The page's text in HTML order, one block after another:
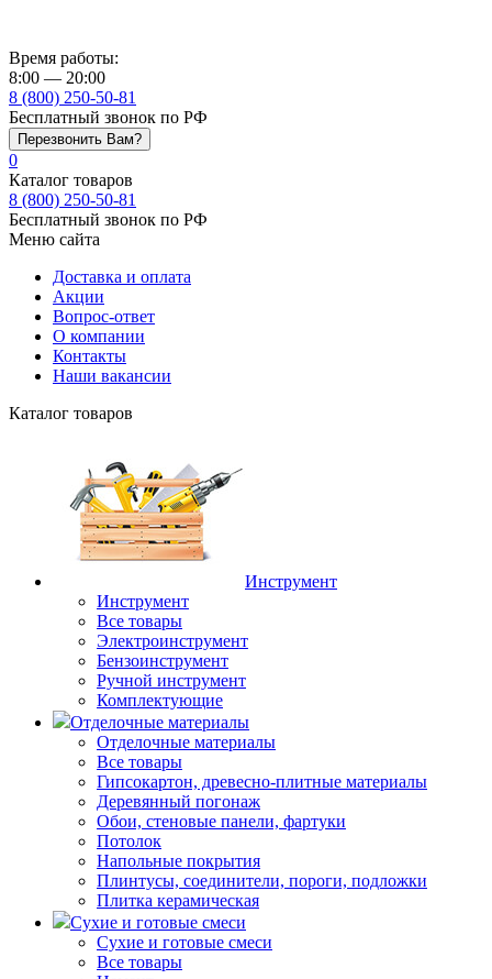
Время работы:
8:00 — 20:00
8 (800) 250-50-81
Бесплатный звонок по РФ
Перезвонить Вам?
0
Каталог товаров
8 (800) 250-50-81
Бесплатный звонок по РФ
Меню сайта
Доставка и оплата
Акции
Вопрос-ответ
О компании
Контакты
Наши вакансии
Каталог товаров
Инструмент
Инструмент
Все товары
Электроинструмент
Бензоинструмент
Ручной инструмент
Комплектующие
Отделочные материалы
Отделочные материалы
Все товары
Гипсокартон, древесно-плитные материалы
Деревянный погонаж
Обои, стеновые панели, фартуки
Потолок
Напольные покрытия
Плинтусы, соединители, пороги, подложки
Плитка керамическая
Сухие и готовые смеси
Сухие и готовые смеси
Все товары